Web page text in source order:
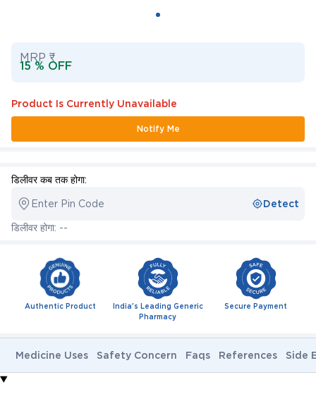
MRP ₹
15 % OFF
Product Is Currently Unavailable
Notify Me
डिलीवर कब तक होगा:
Enter Pin Code Detect
डिलीवर होगा: --
Authentic Product
India's Leading Generic
Pharmacy
Secure Payment
Medicine Uses Safety Concern Faqs References Side